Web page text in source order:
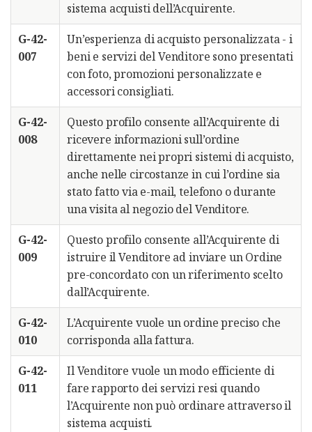
sistema acquisti dell’Acquirente.
G-42-
007
Un’esperienza di acquisto personalizzata - i
beni e servizi del Venditore sono presentati
con foto, promozioni personalizzate e
accessori consigliati.
G-42-
008
Questo profilo consente all’Acquirente di
ricevere informazioni sull’ordine
direttamente nei propri sistemi di acquisto,
anche nelle circostanze in cui l’ordine sia
stato fatto via e-mail, telefono o durante
una visita al negozio del Venditore.
G-42-
009
Questo profilo consente all’Acquirente di
istruire il Venditore ad inviare un Ordine
pre-concordato con un riferimento scelto
dall’Acquirente.
G-42-
010
L’Acquirente vuole un ordine preciso che
corrisponda alla fattura.
G-42-
011
Il Venditore vuole un modo efficiente di
fare rapporto dei servizi resi quando
l’Acquirente non può ordinare attraverso il
sistema acquisti.